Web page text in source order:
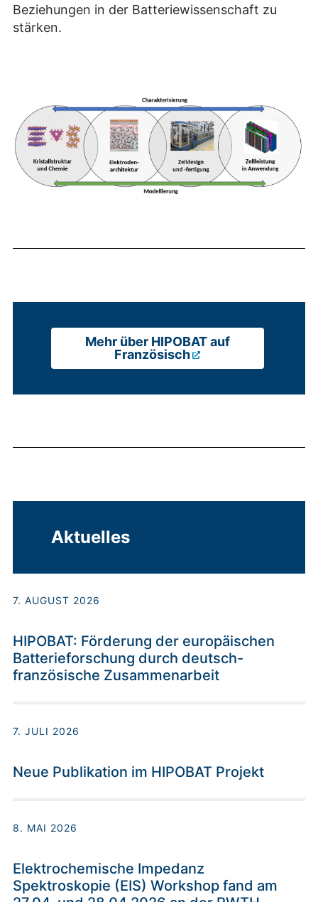
Beziehungen in der Batteriewissenschaft zu
stärken.
Mehr über HIPOBAT auf
Französisch
Aktuelles
7. AUGUST 2026
HIPOBAT: Förderung der europäischen
Batterieforschung durch deutsch-
französische Zusammenarbeit
7. JULI 2026
Neue Publikation im HIPOBAT Projekt
8. MAI 2026
Elektrochemische Impedanz
Spektroskopie (EIS) Workshop fand am